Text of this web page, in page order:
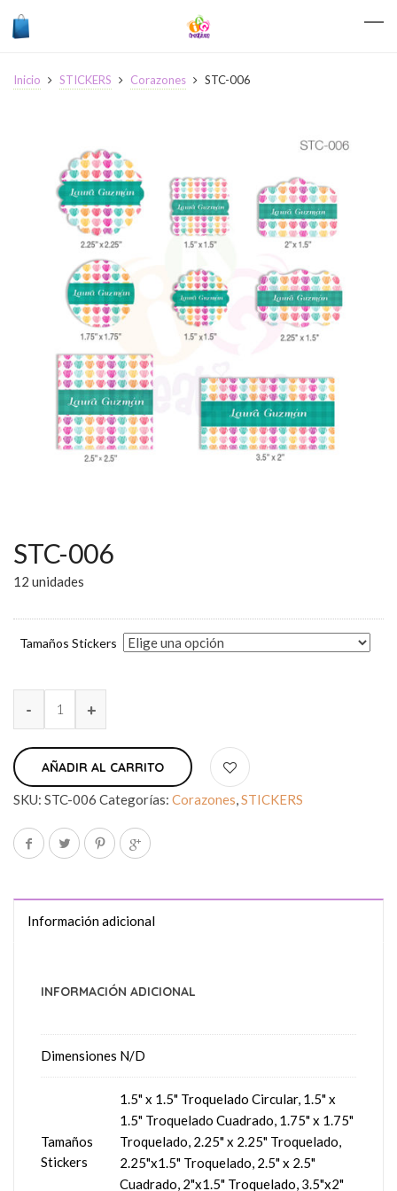
Inicio STICKERS Corazones STC-006
STC-006
12 unidades
Tamaños Stickers
AÑADIR AL CARRITO
SKU: STC-006 Categorías: Corazones,STICKERS
Información adicional
INFORMACIÓN ADICIONAL
Dimensiones N/D
Tamaños
Stickers
1.5" x 1.5" Troquelado Circular, 1.5" x
1.5" Troquelado Cuadrado, 1.75" x 1.75"
Troquelado, 2.25" x 2.25" Troquelado,
2.25"x1.5" Troquelado, 2.5" x 2.5"
Cuadrado, 2"x1.5" Troquelado, 3.5"x2"